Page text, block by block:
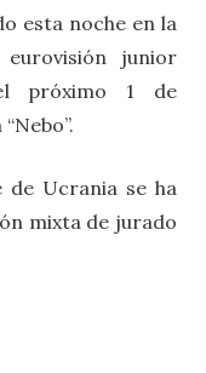
esta noche en la
junior
el próximo 1 de
de Ucrania se ha
mixta de jurado